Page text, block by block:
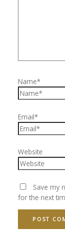
Name*
Email*
Website
Save my
for the next